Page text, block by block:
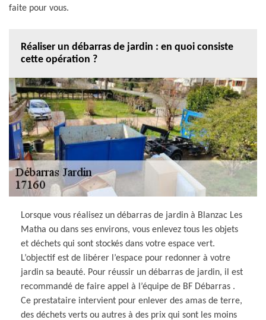
faite pour vous.
Réaliser un débarras de jardin : en quoi consiste
cette opération ?
Lorsque vous réalisez un débarras de jardin à Blanzac Les
Matha ou dans ses environs, vous enlevez tous les objets
et déchets qui sont stockés dans votre espace vert.
L’objectif est de libérer l’espace pour redonner à votre
jardin sa beauté. Pour réussir un débarras de jardin, il est
recommandé de faire appel à l’équipe de BF Débarras .
Ce prestataire intervient pour enlever des amas de terre,
des déchets verts ou autres à des prix qui sont les moins